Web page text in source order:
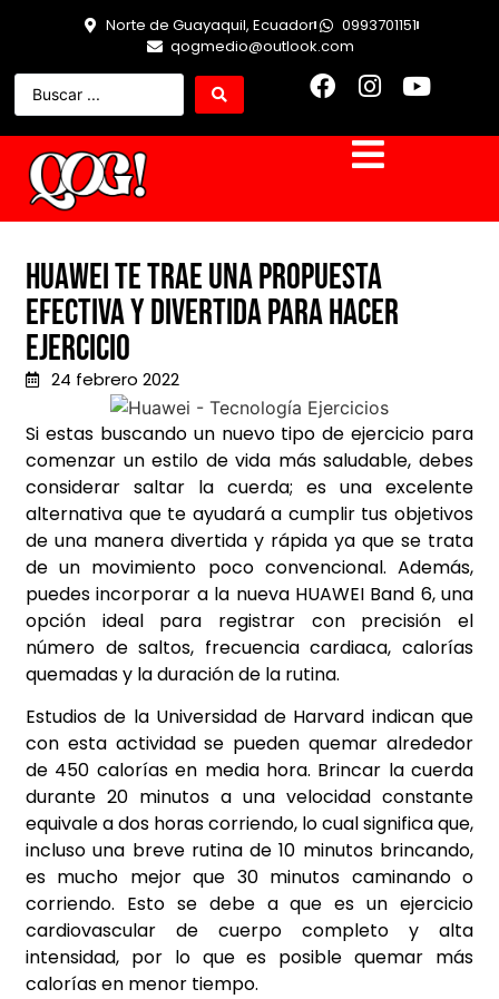
Norte de Guayaquil, Ecuador
0993701151
qogmedio@outlook.com
Huawei te trae una propuesta
efectiva y divertida para hacer
ejercicio
24 febrero 2022
Si estas buscando un nuevo tipo de ejercicio para
comenzar un estilo de vida más saludable, debes
considerar saltar la cuerda; es una excelente
alternativa que te ayudará a cumplir tus objetivos
de una manera divertida y rápida ya que se trata
de un movimiento poco convencional. Además,
puedes incorporar a la nueva HUAWEI Band 6, una
opción ideal para registrar con precisión el
número de saltos, frecuencia cardiaca, calorías
quemadas y la duración de la rutina.
Estudios de la Universidad de Harvard indican que
con esta actividad se pueden quemar alrededor
de 450 calorías en media hora. Brincar la cuerda
durante 20 minutos a una velocidad constante
equivale a dos horas corriendo, lo cual significa que,
incluso una breve rutina de 10 minutos brincando,
es mucho mejor que 30 minutos caminando o
corriendo. Esto se debe a que es un ejercicio
cardiovascular de cuerpo completo y alta
intensidad, por lo que es posible quemar más
calorías en menor tiempo.